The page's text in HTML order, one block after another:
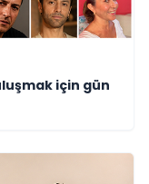
için gün